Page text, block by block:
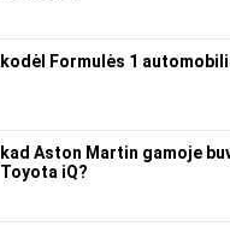
kodėl Formulės 1
kad Aston Martin gamoje
Toyota iQ?